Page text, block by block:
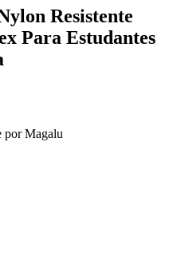
Resistente
Para Estudantes
por Magalu